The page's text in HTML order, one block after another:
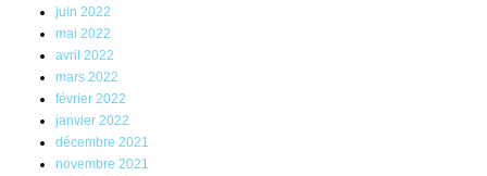
juin 2022
mai 2022
avril 2022
mars 2022
février 2022
janvier 2022
décembre 2021
novembre 2021